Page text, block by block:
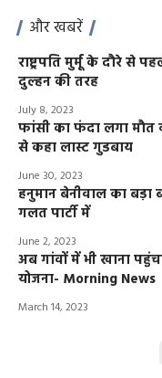
और खबरें
राष्ट्रपति मुर्मू के दौरे से
दुल्हन की तरह
July 8, 2023
फांसी का फंदा लगा मौत
से कहा लास्ट गुडबाय
June 30, 2023
हनुमान बेनीवाल का बड़ा
गलत पार्टी में
June 2, 2023
अब गांवों में भी खाना
योजना- Morning News
March 14, 2023